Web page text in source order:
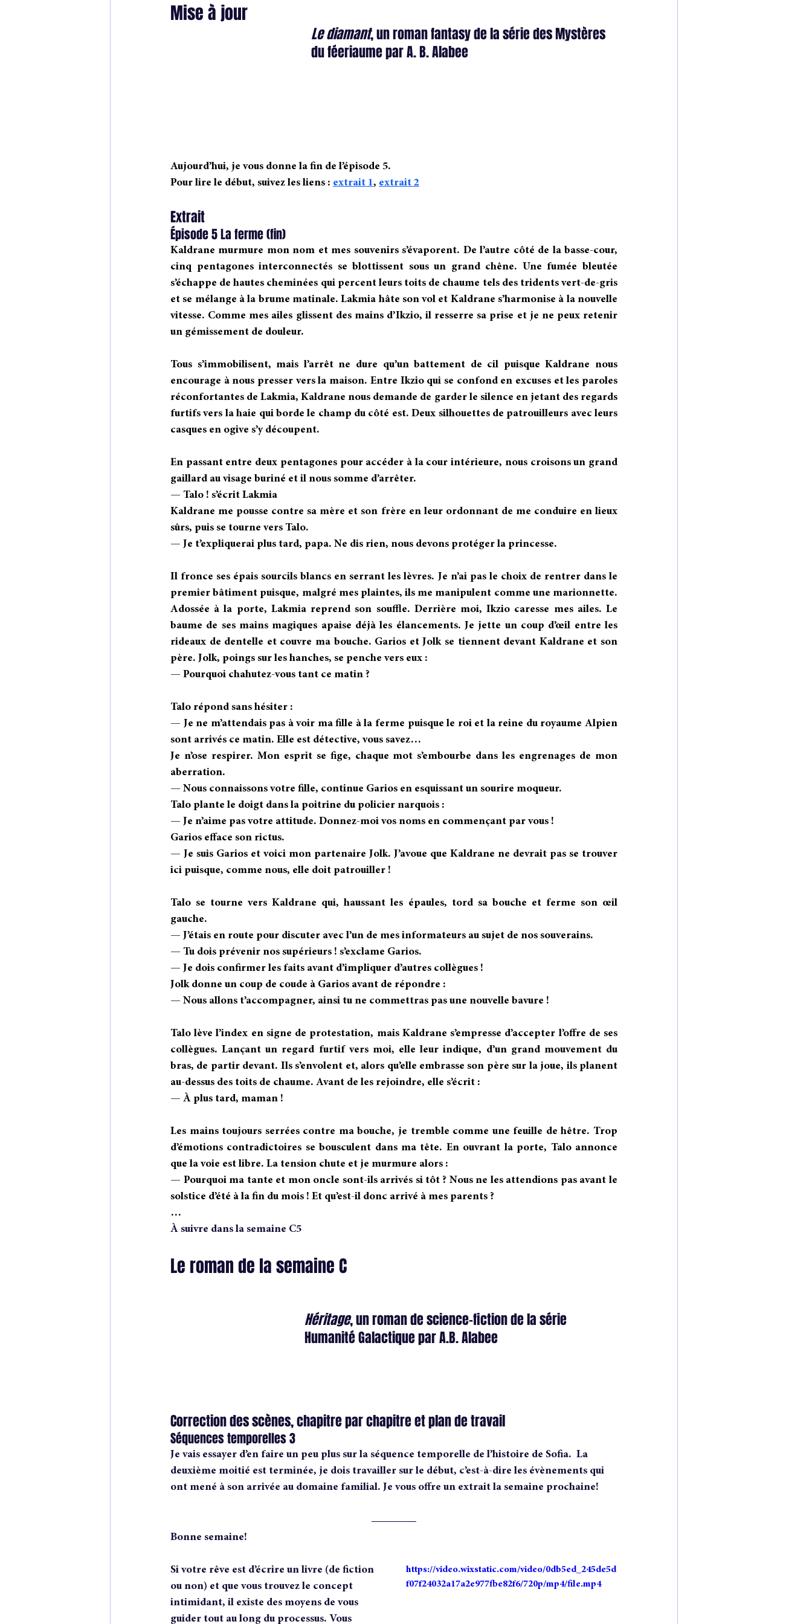
Mise à jour
Le diamant, un roman fantasy de la série des Mystères
du féeriaume par A. B. Alabee
Aujourd’hui, je vous donne la fin de l’épisode 5.
Pour lire le début, suivez les liens : extrait 1, extrait 2
Extrait
Épisode 5 La ferme (fin)
Kaldrane murmure mon nom et mes souvenirs s’évaporent. De l’autre côté de la basse-cour,
cinq pentagones interconnectés se blottissent sous un grand chêne. Une fumée bleutée
s’échappe de hautes cheminées qui percent leurs toits de chaume tels des tridents vert-de-gris
et se mélange à la brume matinale. Lakmia hâte son vol et Kaldrane s’harmonise à la nouvelle
vitesse. Comme mes ailes glissent des mains d’Ikzio, il resserre sa prise et je ne peux retenir
un gémissement de douleur.
Tous s’immobilisent, mais l’arrêt ne dure qu’un battement de cil puisque Kaldrane nous
encourage à nous presser vers la maison. Entre Ikzio qui se confond en excuses et les paroles
réconfortantes de Lakmia, Kaldrane nous demande de garder le silence en jetant des regards
furtifs vers la haie qui borde le champ du côté est. Deux silhouettes de patrouilleurs avec leurs
casques en ogive s’y découpent.
En passant entre deux pentagones pour accéder à la cour intérieure, nous croisons un grand
gaillard au visage buriné et il nous somme d’arrêter.
— Talo ! s’écrit Lakmia
Kaldrane me pousse contre sa mère et son frère en leur ordonnant de me conduire en lieux
sûrs, puis se tourne vers Talo.
— Je t’expliquerai plus tard, papa. Ne dis rien, nous devons protéger la princesse.
Il fronce ses épais sourcils blancs en serrant les lèvres. Je n’ai pas le choix de rentrer dans le
premier bâtiment puisque, malgré mes plaintes, ils me manipulent comme une marionnette.
Adossée à la porte, Lakmia reprend son souffle. Derrière moi, Ikzio caresse mes ailes. Le
baume de ses mains magiques apaise déjà les élancements. Je jette un coup d’œil entre les
rideaux de dentelle et couvre ma bouche. Garios et Jolk se tiennent devant Kaldrane et son
père. Jolk, poings sur les hanches, se penche vers eux :
— Pourquoi chahutez-vous tant ce matin ?
Talo répond sans hésiter :
— Je ne m’attendais pas à voir ma fille à la ferme puisque le roi et la reine du royaume Alpien
sont arrivés ce matin. Elle est détective, vous savez…
Je n’ose respirer. Mon esprit se fige, chaque mot s’embourbe dans les engrenages de mon
aberration.
— Nous connaissons votre fille, continue Garios en esquissant un sourire moqueur.
Talo plante le doigt dans la poitrine du policier narquois :
— Je n’aime pas votre attitude. Donnez-moi vos noms en commençant par vous !
Garios efface son rictus.
— Je suis Garios et voici mon partenaire Jolk. J’avoue que Kaldrane ne devrait pas se trouver
ici puisque, comme nous, elle doit patrouiller !
Talo se tourne vers Kaldrane qui, haussant les épaules, tord sa bouche et ferme son œil
gauche.
— J’étais en route pour discuter avec l’un de mes informateurs au sujet de nos souverains.
— Tu dois prévenir nos supérieurs ! s’exclame Garios.
— Je dois confirmer les faits avant d’impliquer d’autres collègues !
Jolk donne un coup de coude à Garios avant de répondre :
— Nous allons t’accompagner, ainsi tu ne commettras pas une nouvelle bavure !
Talo lève l’index en signe de protestation, mais Kaldrane s’empresse d’accepter l’offre de ses
collègues. Lançant un regard furtif vers moi, elle leur indique, d’un grand mouvement du
bras, de partir devant. Ils s’envolent et, alors qu’elle embrasse son père sur la joue, ils planent
au-dessus des toits de chaume. Avant de les rejoindre, elle s’écrit :
— À plus tard, maman !
Les mains toujours serrées contre ma bouche, je tremble comme une feuille de hêtre. Trop
d’émotions contradictoires se bousculent dans ma tête. En ouvrant la porte, Talo annonce
que la voie est libre. La tension chute et je murmure alors :
— Pourquoi ma tante et mon oncle sont-ils arrivés si tôt ? Nous ne les attendions pas avant le
solstice d’été à la fin du mois ! Et qu’est-il donc arrivé à mes parents ?
…
À suivre dans la semaine C5
Le roman de la semaine C
Héritage, un roman de science-fiction de la série
Humanité Galactique par A.B. Alabee
Correction des scènes, chapitre par chapitre et plan de travail
Séquences temporelles 3
Je vais essayer d’en faire un peu plus sur la séquence temporelle de l’histoire de Sofia.  La
deuxième moitié est terminée, je dois travailler sur le début, c’est-à-dire les évènements qui
ont mené à son arrivée au domaine familial. Je vous offre un extrait la semaine prochaine!
Bonne semaine!
https://video.wixstatic.com/video/0db5ed_245de5d
f07f24032a17a2e977fbe82f6/720p/mp4/file.mp4
Si votre rêve est d’écrire un livre (de fiction
ou non) et que vous trouvez le concept
intimidant, il existe des moyens de vous
guider tout au long du processus. Vous